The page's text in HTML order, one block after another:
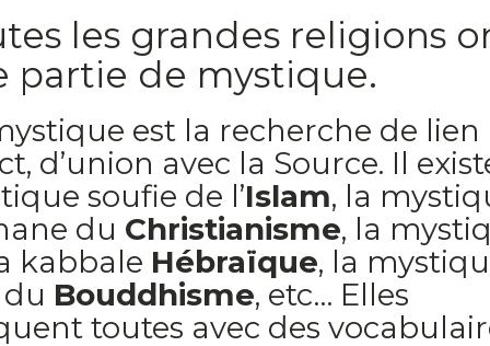
les grandes religions
partie de mystique.
est la recherche de lien
d’union avec la Source. Il
soufie de l’Islam, la
du Christianisme, la
kabbale Hébraïque, la
Bouddhisme, etc… Elles
toutes avec des